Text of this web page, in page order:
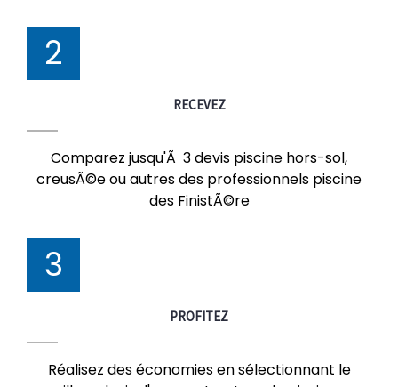
2
RECEVEZ
Comparez jusqu'Ã 3 devis piscine hors-sol,
creusÃ©e ou autres des professionnels piscine
des FinistÃ©re
3
PROFITEZ
Réalisez des économies en sélectionnant le